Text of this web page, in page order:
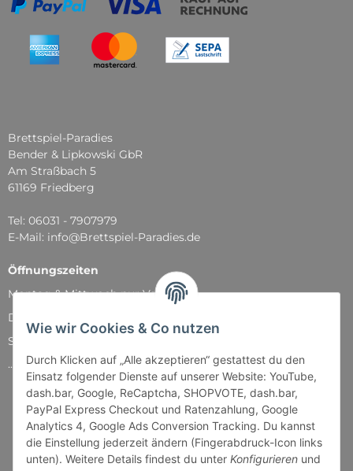
Wie wir Cookies & Co nutzen
Durch Klicken auf „Alle akzeptieren“ gestattest du den
Einsatz folgender Dienste auf unserer Website: YouTube,
dash.bar, Google, ReCaptcha, SHOPVOTE, dash.bar,
PayPal Express Checkout und Ratenzahlung, Google
Analytics 4, Google Ads Conversion Tracking. Du kannst
die Einstellung jederzeit ändern (Fingerabdruck-Icon links
unten). Weitere Details findest du unter Konfigurieren und
Brettspiel-Paradies
Bender & Lipkowski GbR
Am Straßbach 5
61169 Friedberg
Tel: 06031 - 7907979
E-Mail: info@Brettspiel-Paradies.de
Öffnungszeiten
Montag & Mittwoch nur Versand
Dienstag, Donnerstag und Freitag: 11:00 - 18:30 Uhr
Samstag: 11:00 - 14:00 Uhr
...und natürlich während unserer Events